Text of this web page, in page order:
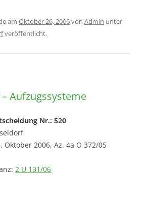
am Oktober 26, 2006von Admin unter
veröffentlicht.
Aufzugssysteme
Nr.: 520
Oktober 2006, Az. 4a O 372/05
2 U 131/06